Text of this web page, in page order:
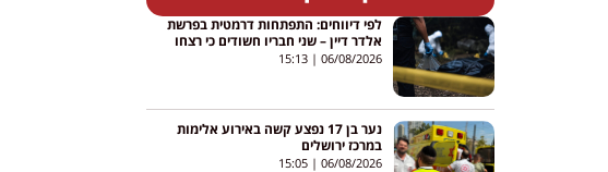
לפי דיווחים: התפתחות דרמטית בפרשת
אלדר דיין – שני חבריו חשודים כי רצחו
אותו והסתירו את גופתו
06/08/2026
15:13
נער בן 17 נפצע קשה באירוע אלימות
במרכז ירושלים
06/08/2026
15:05